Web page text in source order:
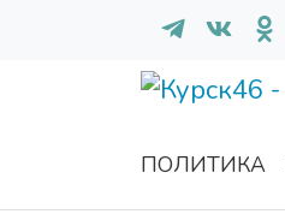
ПОЛИТИКА